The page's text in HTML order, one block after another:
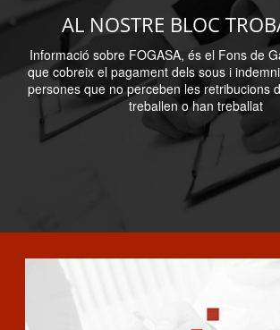
AL NOSTRE BLOC
Informació sobre FOGASA, és el Fons de
que cobreix el pagament dels sous i
persones que no perceben les retribucions
treballen o han treballat